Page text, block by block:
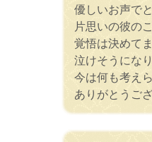
優しいお声で
片思いの彼の
覚悟は決めて
泣けそうにな
今は何も考え
ありがとうご